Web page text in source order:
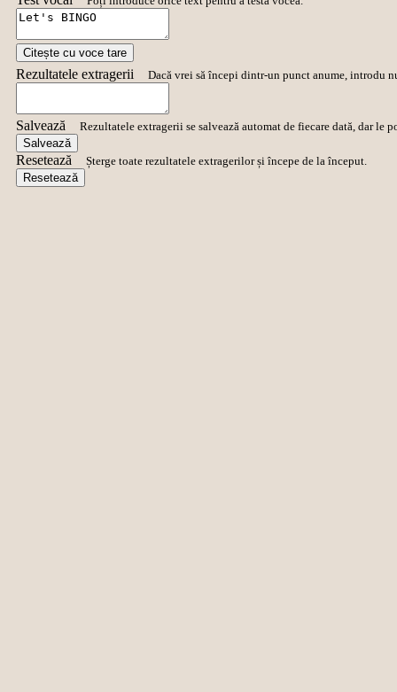
Citește cu voce tare
Rezultatele extragerii Dacă vrei să începi dintr-un punct anume, introdu
Salvează Rezultatele extragerii se salvează automat de fiecare dată, dar le
Salvează
Resetează Șterge toate rezultatele extragerilor și începe de la început.
Resetează